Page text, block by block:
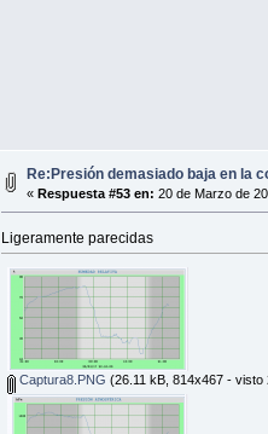
Re:Presión demasiado baja en la
«Respuesta #53 en: 20 de Marzo de
Ligeramente parecidas
Captura8.PNG (26.11 kB, 814x467 - visto